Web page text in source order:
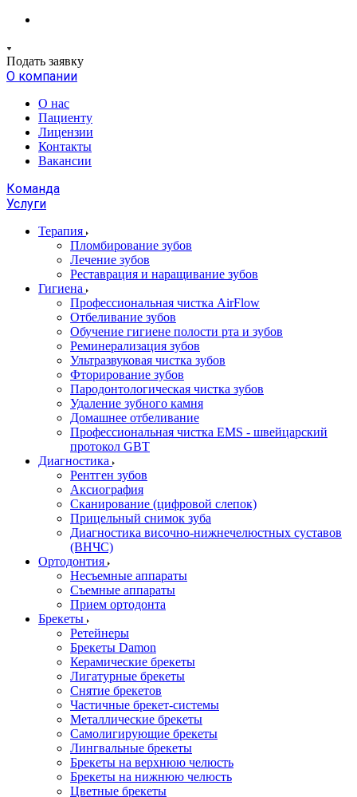
Подать заявку
О компании
О нас
Пациенту
Лицензии
Контакты
Вакансии
Команда
Услуги
Терапия
Пломбирование зубов
Лечение зубов
Реставрация и наращивание зубов
Гигиена
Профессиональная чистка AirFlow
Отбеливание зубов
Обучение гигиене полости рта и зубов
Реминерализация зубов
Ультразвуковая чистка зубов
Фторирование зубов
Пародонтологическая чистка зубов
Удаление зубного камня
Домашнее отбеливание
Профессиональная чистка EMS - швейцарский
протокол GBT
Диагностика
Рентген зубов
Аксиография
Сканирование (цифровой слепок)
Прицельный снимок зуба
Диагностика височно-нижнечелюстных суставов
(ВНЧС)
Ортодонтия
Несъемные аппараты
Съемные аппараты
Прием ортодонта
Брекеты
Ретейнеры
Брекеты Damon
Керамические брекеты
Лигатурные брекеты
Снятие брекетов
Частичные брекет-системы
Металлические брекеты
Самолигирующие брекеты
Лингвальные брекеты
Брекеты на верхнюю челюсть
Брекеты на нижнюю челюсть
Цветные брекеты